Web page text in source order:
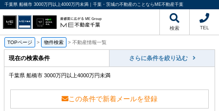
千葉県 船橋市 3000万円以上4000万円未満｜千葉・茨城の不動産のことならME不動産千葉
検索 TEL
TOPページ > 物件検索 > 不動産情報一覧
現在の検索条件 さらに条件を絞り込む
千葉県 船橋市 3000万円以上4000万円未満
この条件で新着メールを登録